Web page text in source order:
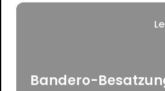
Bandero-